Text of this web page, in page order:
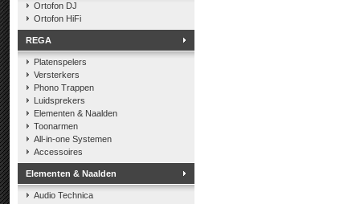
Ortofon DJ
Ortofon HiFi
REGA
Platenspelers
Versterkers
Phono Trappen
Luidsprekers
Elementen & Naalden
Toonarmen
All-in-one Systemen
Accessoires
Elementen & Naalden
Audio Technica